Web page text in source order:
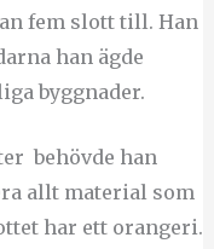
fem slott till. Han
han ägde
byggnader.
behövde han
allt material som
har ett orangeri.